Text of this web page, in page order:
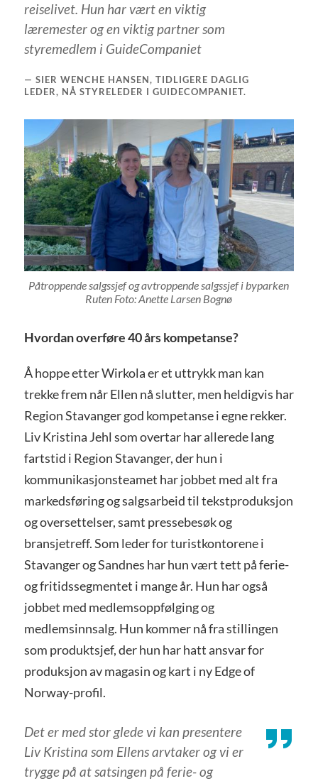
reiselivet. Hun har vært en viktig
læremester og en viktig partner som
styremedlem i GuideCompaniet
SIER WENCHE HANSEN, TIDLIGERE DAGLIG
LEDER, NÅ STYRELEDER I GUIDECOMPANIET.
Påtroppende salgssjef og avtroppende salgssjef i byparken
Ruten Foto: Anette Larsen Bognø
Hvordan overføre 40 års kompetanse?
Å hoppe etter Wirkola er et uttrykk man kan
trekke frem når Ellen nå slutter, men heldigvis har
Region Stavanger god kompetanse i egne rekker.
Liv Kristina Jehl som overtar har allerede lang
fartstid i Region Stavanger, der hun i
kommunikasjonsteamet har jobbet med alt fra
markedsføring og salgsarbeid til tekstproduksjon
og oversettelser, samt pressebesøk og
bransjetreff. Som leder for turistkontorene i
Stavanger og Sandnes har hun vært tett på ferie-
og fritidssegmentet i mange år. Hun har også
jobbet med medlemsoppfølging og
medlemsinnsalg. Hun kommer nå fra stillingen
som produktsjef, der hun har hatt ansvar for
produksjon av magasin og kart i ny Edge of
Norway-profil.
Det er med stor glede vi kan presentere
Liv Kristina som Ellens arvtaker og vi er
trygge på at satsingen på ferie- og